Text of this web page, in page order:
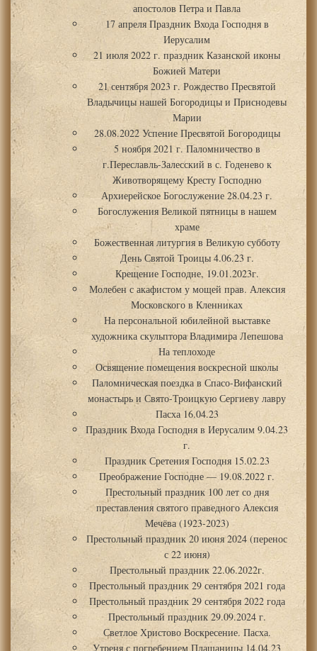
апостолов Петра и Павла
17 апреля Праздник Входа Господня в
Иерусалим
21 июля 2022 г. праздник Казанской иконы
Божией Матери
21 сентября 2023 г. Рождество Пресвятой
Владычицы нашей Богородицы и Приснодевы
Марии
28.08.2022 Успение Пресвятой Богородицы
5 ноября 2021 г. Паломничество в
г.Переславль-Залесский в с. Годенево к
Животворящему Кресту Господню
Архиерейское Богослужение 28.04.23 г.
Богослужения Великой пятницы в нашем
храме
Божественная литургия в Великую субботу
День Святой Троицы 4.06.23 г.
Крещение Господне, 19.01.2023г.
Молебен с акафистом у мощей прав. Алексия
Московского в Кленниках
На персональной юбилейной выставке
художника скульптора Владимира Лепешова
На теплоходе
Освящение помещения воскресной школы
Паломническая поездка в Спасо-Вифанский
монастырь и Свято-Троицкую Сергиеву лавру
Пасха 16.04.23
Праздник Входа Господня в Иерусалим 9.04.23
г.
Праздник Сретения Господня 15.02.23
Преображение Господне — 19.08.2022 г.
Престольный праздник 100 лет со дня
преставления святого праведного Алексия
Мечёва (1923-2023)
Престольный праздник 20 июня 2024 (перенос
с 22 июня)
Престольный праздник 22.06.2022г.
Престольный праздник 29 сентября 2021 года
Престольный праздник 29 сентября 2022 года
Престольный праздник 29.09.2024 г.
Светлое Христово Воскресение. Пасха.
Утреня с погребением Плащаницы 14.04.23